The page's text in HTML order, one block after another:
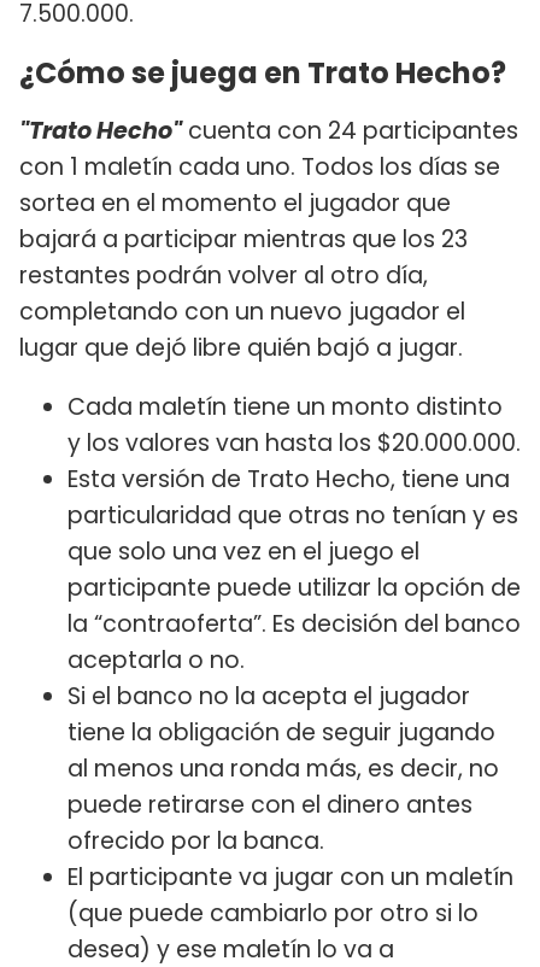
7.500.000.
¿Cómo se juega en Trato Hecho?
"Trato Hecho"cuenta con 24 participantes
con 1 maletín cada uno. Todos los días se
sortea en el momento el jugador que
bajará a participar mientras que los 23
restantes podrán volver al otro día,
completando con un nuevo jugador el
lugar que dejó libre quién bajó a jugar.
Cada maletín tiene un monto distinto
y los valores van hasta los $20.000.000.
Esta versión de Trato Hecho, tiene una
particularidad que otras no tenían y es
que solo una vez en el juego el
participante puede utilizar la opción de
la “contraoferta”. Es decisión del banco
aceptarla o no.
Si el banco no la acepta el jugador
tiene la obligación de seguir jugando
al menos una ronda más, es decir, no
puede retirarse con el dinero antes
ofrecido por la banca.
El participante va jugar con un maletín
(que puede cambiarlo por otro si lo
desea) y ese maletín lo va a